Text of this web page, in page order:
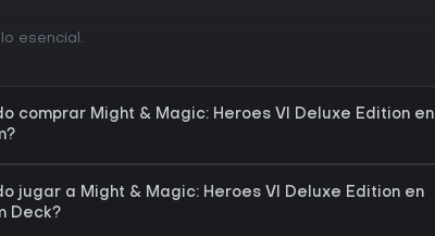
esencial.
comprar Might & Magic: Heroes VI Deluxe Edition en
jugar a Might & Magic: Heroes VI Deluxe Edition en
Deck?